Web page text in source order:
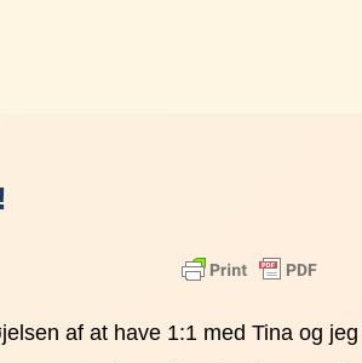
af at have 1:1 med Tina og